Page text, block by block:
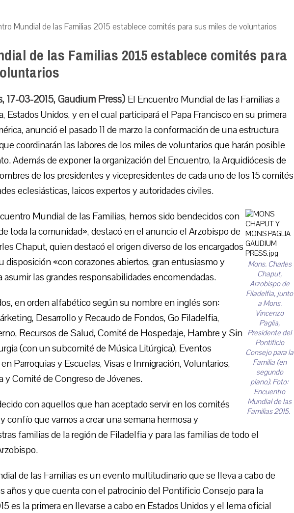
Mundial de las Familias 2015 establece comités para sus miles de voluntarios
de las Familias 2015 establece comités para
17-03-2015, Gaudium Press) El Encuentro Mundial de las Familias a
Estados Unidos, y en el cual participará el Papa Francisco en su primera
anunció el pasado 11 de marzo la conformación de una estructura
coordinarán las labores de los miles de voluntarios que harán posible
Además de exponer la organización del Encuentro, la Arquidiócesis de
de los presidentes y vicepresidentes de cada uno de los 15 comités
eclesiásticas, laicos expertos y autoridades civiles.
Mons. Charles
Chaput,
Arzobispo de
Filadelfia, junto
a Mons.
Vincenzo
Paglia,
Presidente del
Pontificio
Consejo para la
Familia (en
segundo
plano). Foto:
Encuentro
Mundial de las
Familias 2015.
Mundial de las Familias, hemos sido bendecidos con
toda la comunidad», destacó en el anuncio el Arzobispo de
Chaput, quien destacó el origen diverso de los encargados
disposición «con corazones abiertos, gran entusiasmo y
las grandes responsabilidades encomendadas.
en orden alfabético según su nombre en inglés son:
Desarrollo y Recaudo de Fondos, Go Filadelfia,
Recursos de Salud, Comité de Hospedaje, Hambre y Sin
(con un subcomité de Música Litúrgica), Eventos
Parroquias y Escuelas, Visas e Inmigración, Voluntarios,
y Comité de Congreso de Jóvenes.
con aquellos que han aceptado servir en los comités
confío que vamos a crear una semana hermosa y
familias de la región de Filadelfia y para las familias de todo el
de las Familias es un evento multitudinario que se lleva a cabo de
años y que cuenta con el patrocinio del Pontificio Consejo para la
es la primera en llevarse a cabo en Estados Unidos y el lema oficial